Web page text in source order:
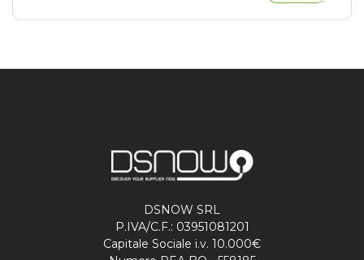
DSNOW SRL
P.IVA/C.F.: 03951081201
Capitale Sociale i.v. 10.000€